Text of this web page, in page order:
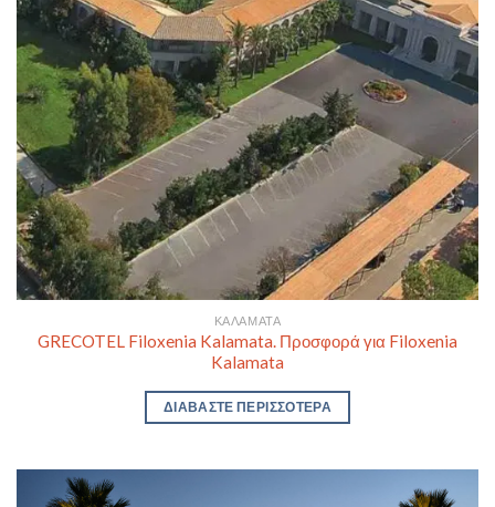
ΚΑΛΑΜΆΤΑ
GRECOTEL Filoxenia Kalamata. Προσφορά για Filoxenia
Kalamata
ΔΙΑΒΆΣΤΕ ΠΕΡΙΣΣΌΤΕΡΑ